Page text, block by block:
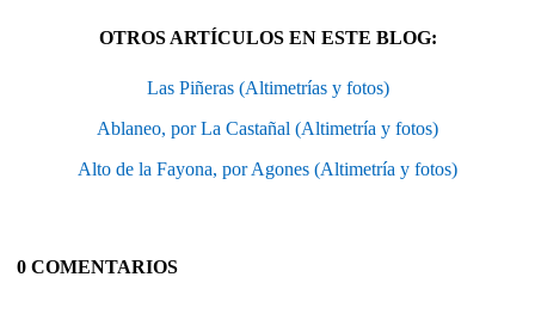
OTROS ARTÍCULOS EN ESTE BLOG:
Las Piñeras (Altimetrías y fotos)
Ablaneo, por La Castañal (Altimetría y fotos)
Alto de la Fayona, por Agones (Altimetría y fotos)
0 COMENTARIOS